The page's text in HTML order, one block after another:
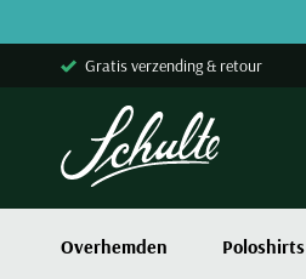
Gratis verzending & retour
Overhemden Poloshirts